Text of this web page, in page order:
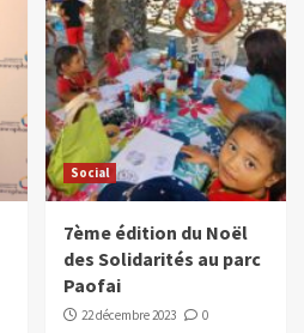
Social
7ème édition du Noël
des Solidarités au parc
Paofai
22 décembre 2023 0